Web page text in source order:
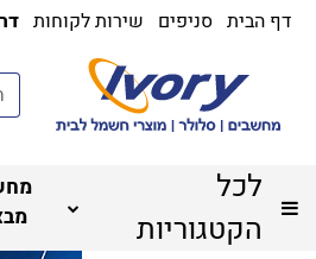
דף הבית סניפים שירות לקוחות
לכל
הקטגוריות